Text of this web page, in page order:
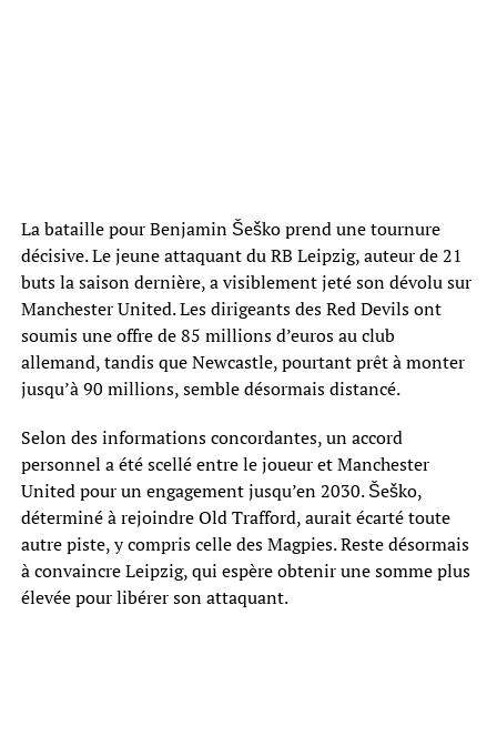
La bataille pour Benjamin Šeško prend une tournure
décisive. Le jeune attaquant du RB Leipzig, auteur de 21
buts la saison dernière, a visiblement jeté son dévolu sur
Manchester United. Les dirigeants des Red Devils ont
soumis une offre de 85 millions d’euros au club
allemand, tandis que Newcastle, pourtant prêt à monter
jusqu’à 90 millions, semble désormais distancé.
Selon des informations concordantes, un accord
personnel a été scellé entre le joueur et Manchester
United pour un engagement jusqu’en 2030. Šeško,
déterminé à rejoindre Old Trafford, aurait écarté toute
autre piste, y compris celle des Magpies. Reste désormais
à convaincre Leipzig, qui espère obtenir une somme plus
élevée pour libérer son attaquant.